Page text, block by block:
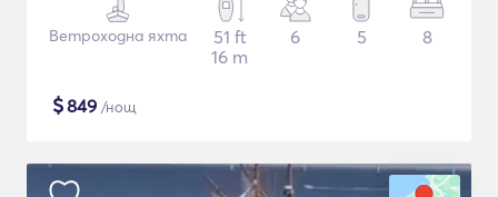
Ветроходна яхта
51 ft
16 m
6 5 8
$849 /нощ